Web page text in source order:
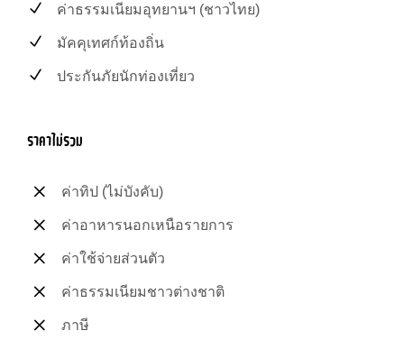
ค่าธรรมเนียมอุทยานฯ (ชาวไทย)
มัคคุเทศก์ท้องถิ่น
ประกันภัยนักท่องเที่ยว
ราคาไม่รวม
ค่าทิป (ไม่บังคับ)
ค่าอาหารนอกเหนือรายการ
ค่าใช้จ่ายส่วนตัว
ค่าธรรมเนียมชาวต่างชาติ
ภาษี